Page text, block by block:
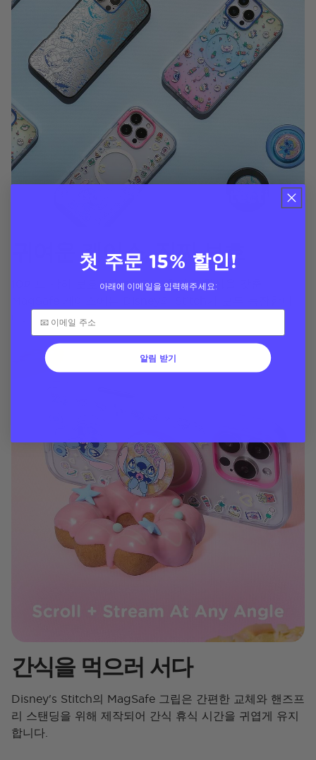
귀여운 케이스, 진짜 보호
10피트 낙하 보호 기능과 무선 충전 호환성을 갖춘
간식을 먹으러 서다
Disney's Stitch의 MagSafe 그립은 간편한 교체와 핸즈프
리 스탠딩을 위해 제작되어 간식 휴식 시간을 귀엽게 유지
합니다.
첫 주문 15% 할인!
아래에 이메일을 입력해주세요:
알림 받기